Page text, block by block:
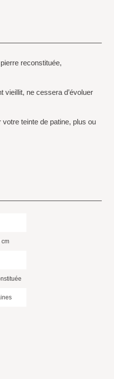
reconstituée,
vieillit, ne cessera d’évoluer
teinte de patine, plus ou
cm